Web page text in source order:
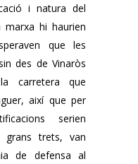
i natura del
hi haurien
que les
des de Vinaròs
carretera que
així que per
serien
grans trets, van
de defensa al